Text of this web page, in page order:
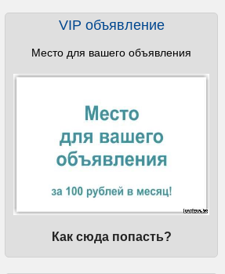
VIP объявление
Место для вашего объявления
Как сюда попасть?